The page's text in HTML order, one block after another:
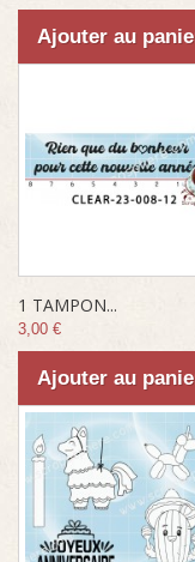
Ajouter au
1 TAMPON...
3,00 €
Ajouter au